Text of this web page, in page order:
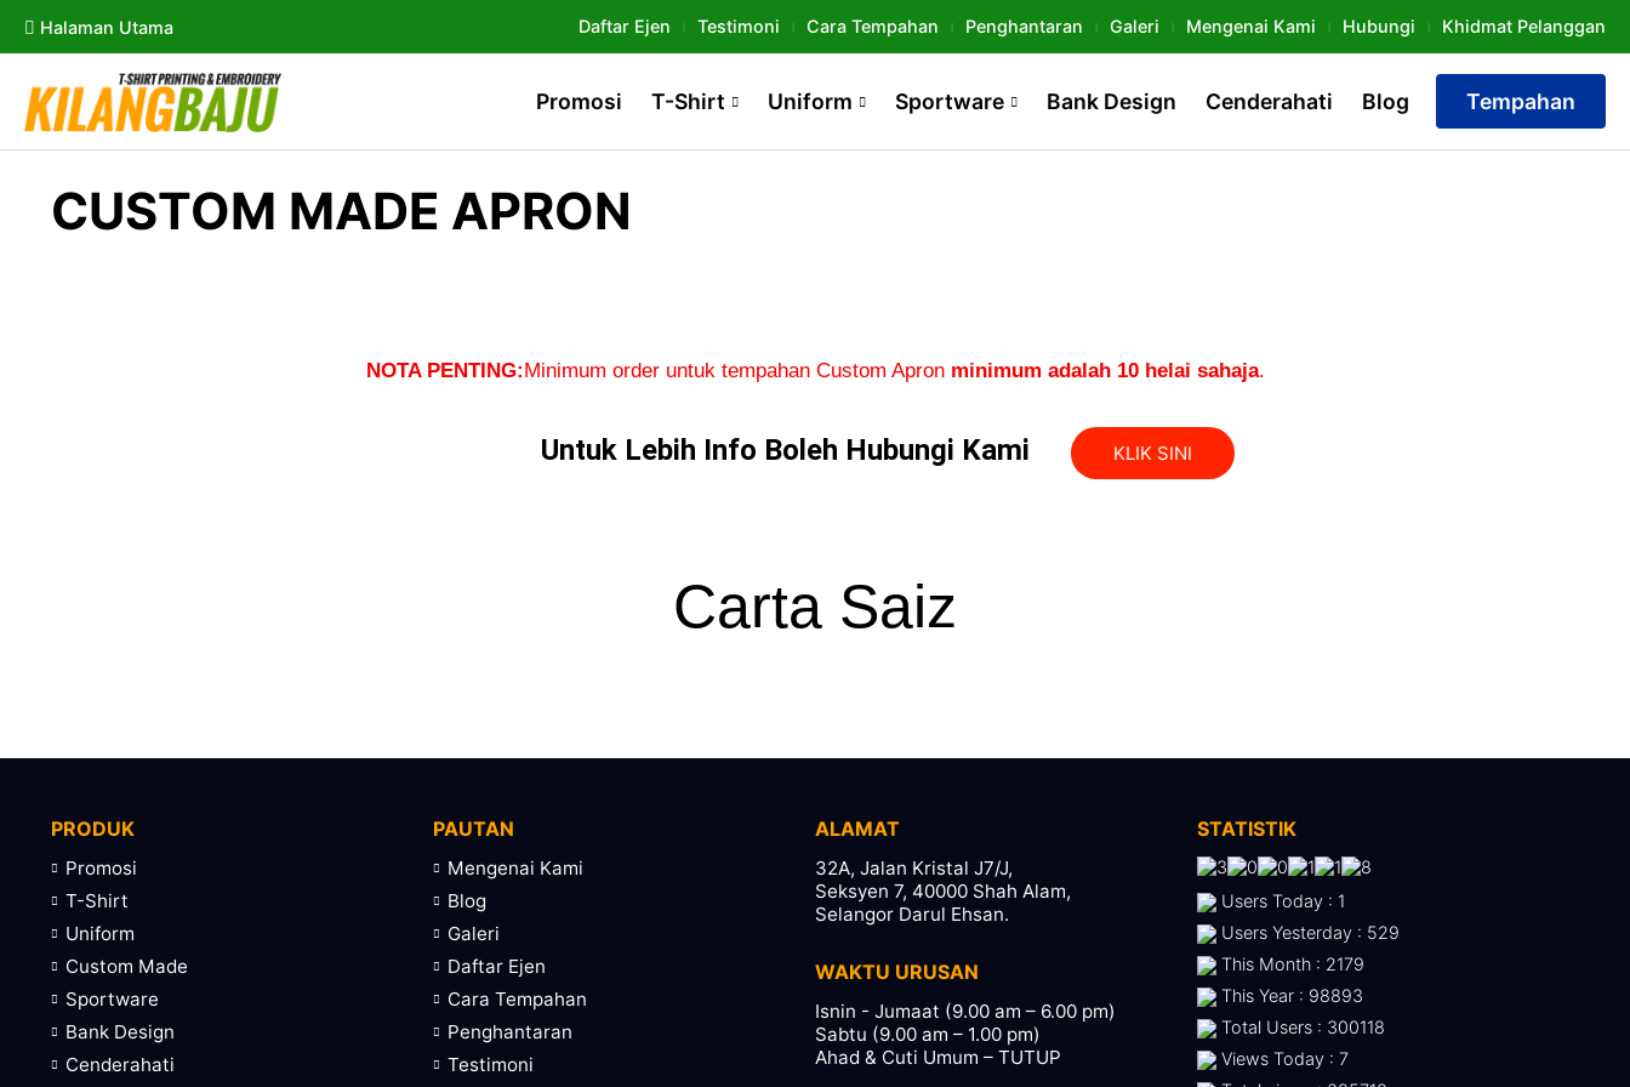
Halaman Utama Daftar Ejen Testimoni Cara Tempahan Penghantaran Galeri Mengenai Kami Hubungi Khidmat Pelanggan
Promosi T-Shirt Uniform Sportware Bank Design Cenderahati Blog Tempahan
CUSTOM MADE APRON
NOTA PENTING:Minimum order untuk tempahan Custom Apron minimum adalah 10 helai sahaja.
Untuk Lebih Info Boleh Hubungi Kami KLIK SINI
Carta Saiz
PRODUK
Promosi
T-Shirt
Uniform
Custom Made
Sportware
Bank Design
Cenderahati
PAUTAN
Mengenai Kami
Blog
Galeri
Daftar Ejen
Cara Tempahan
Penghantaran
Testimoni
ALAMAT
32A, Jalan Kristal J7/J,
Seksyen 7, 40000 Shah Alam,
Selangor Darul Ehsan.
WAKTU URUSAN
Isnin - Jumaat (9.00 am – 6.00 pm)
Sabtu (9.00 am – 1.00 pm)
Ahad & Cuti Umum – TUTUP
STATISTIK
Users Today : 1
Users Yesterday : 529
This Month : 2179
This Year : 98893
Total Users : 300118
Views Today : 7